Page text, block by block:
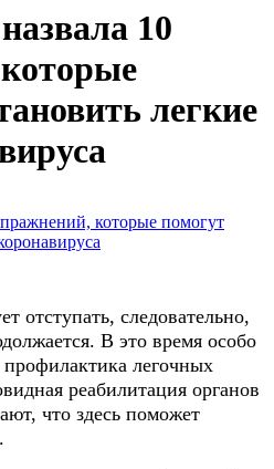
10
легкие
отступать, следовательно,
В это время особо
легочных
реабилитация органов
что здесь поможет